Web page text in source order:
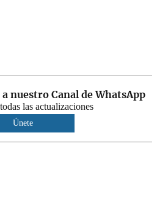
nuestro Canal de WhatsApp
las actualizaciones
Únete